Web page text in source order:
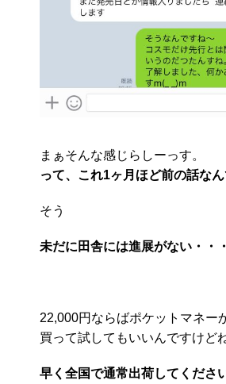
まぁそんな感じらしーっす。
って、これ1ヶ月ほど前の話なん
そう
未だに田舎には進展がない・・・
22,000円ならばポケットマネー
買って試してもいいんですけど
早く全国で通常出荷してくださ